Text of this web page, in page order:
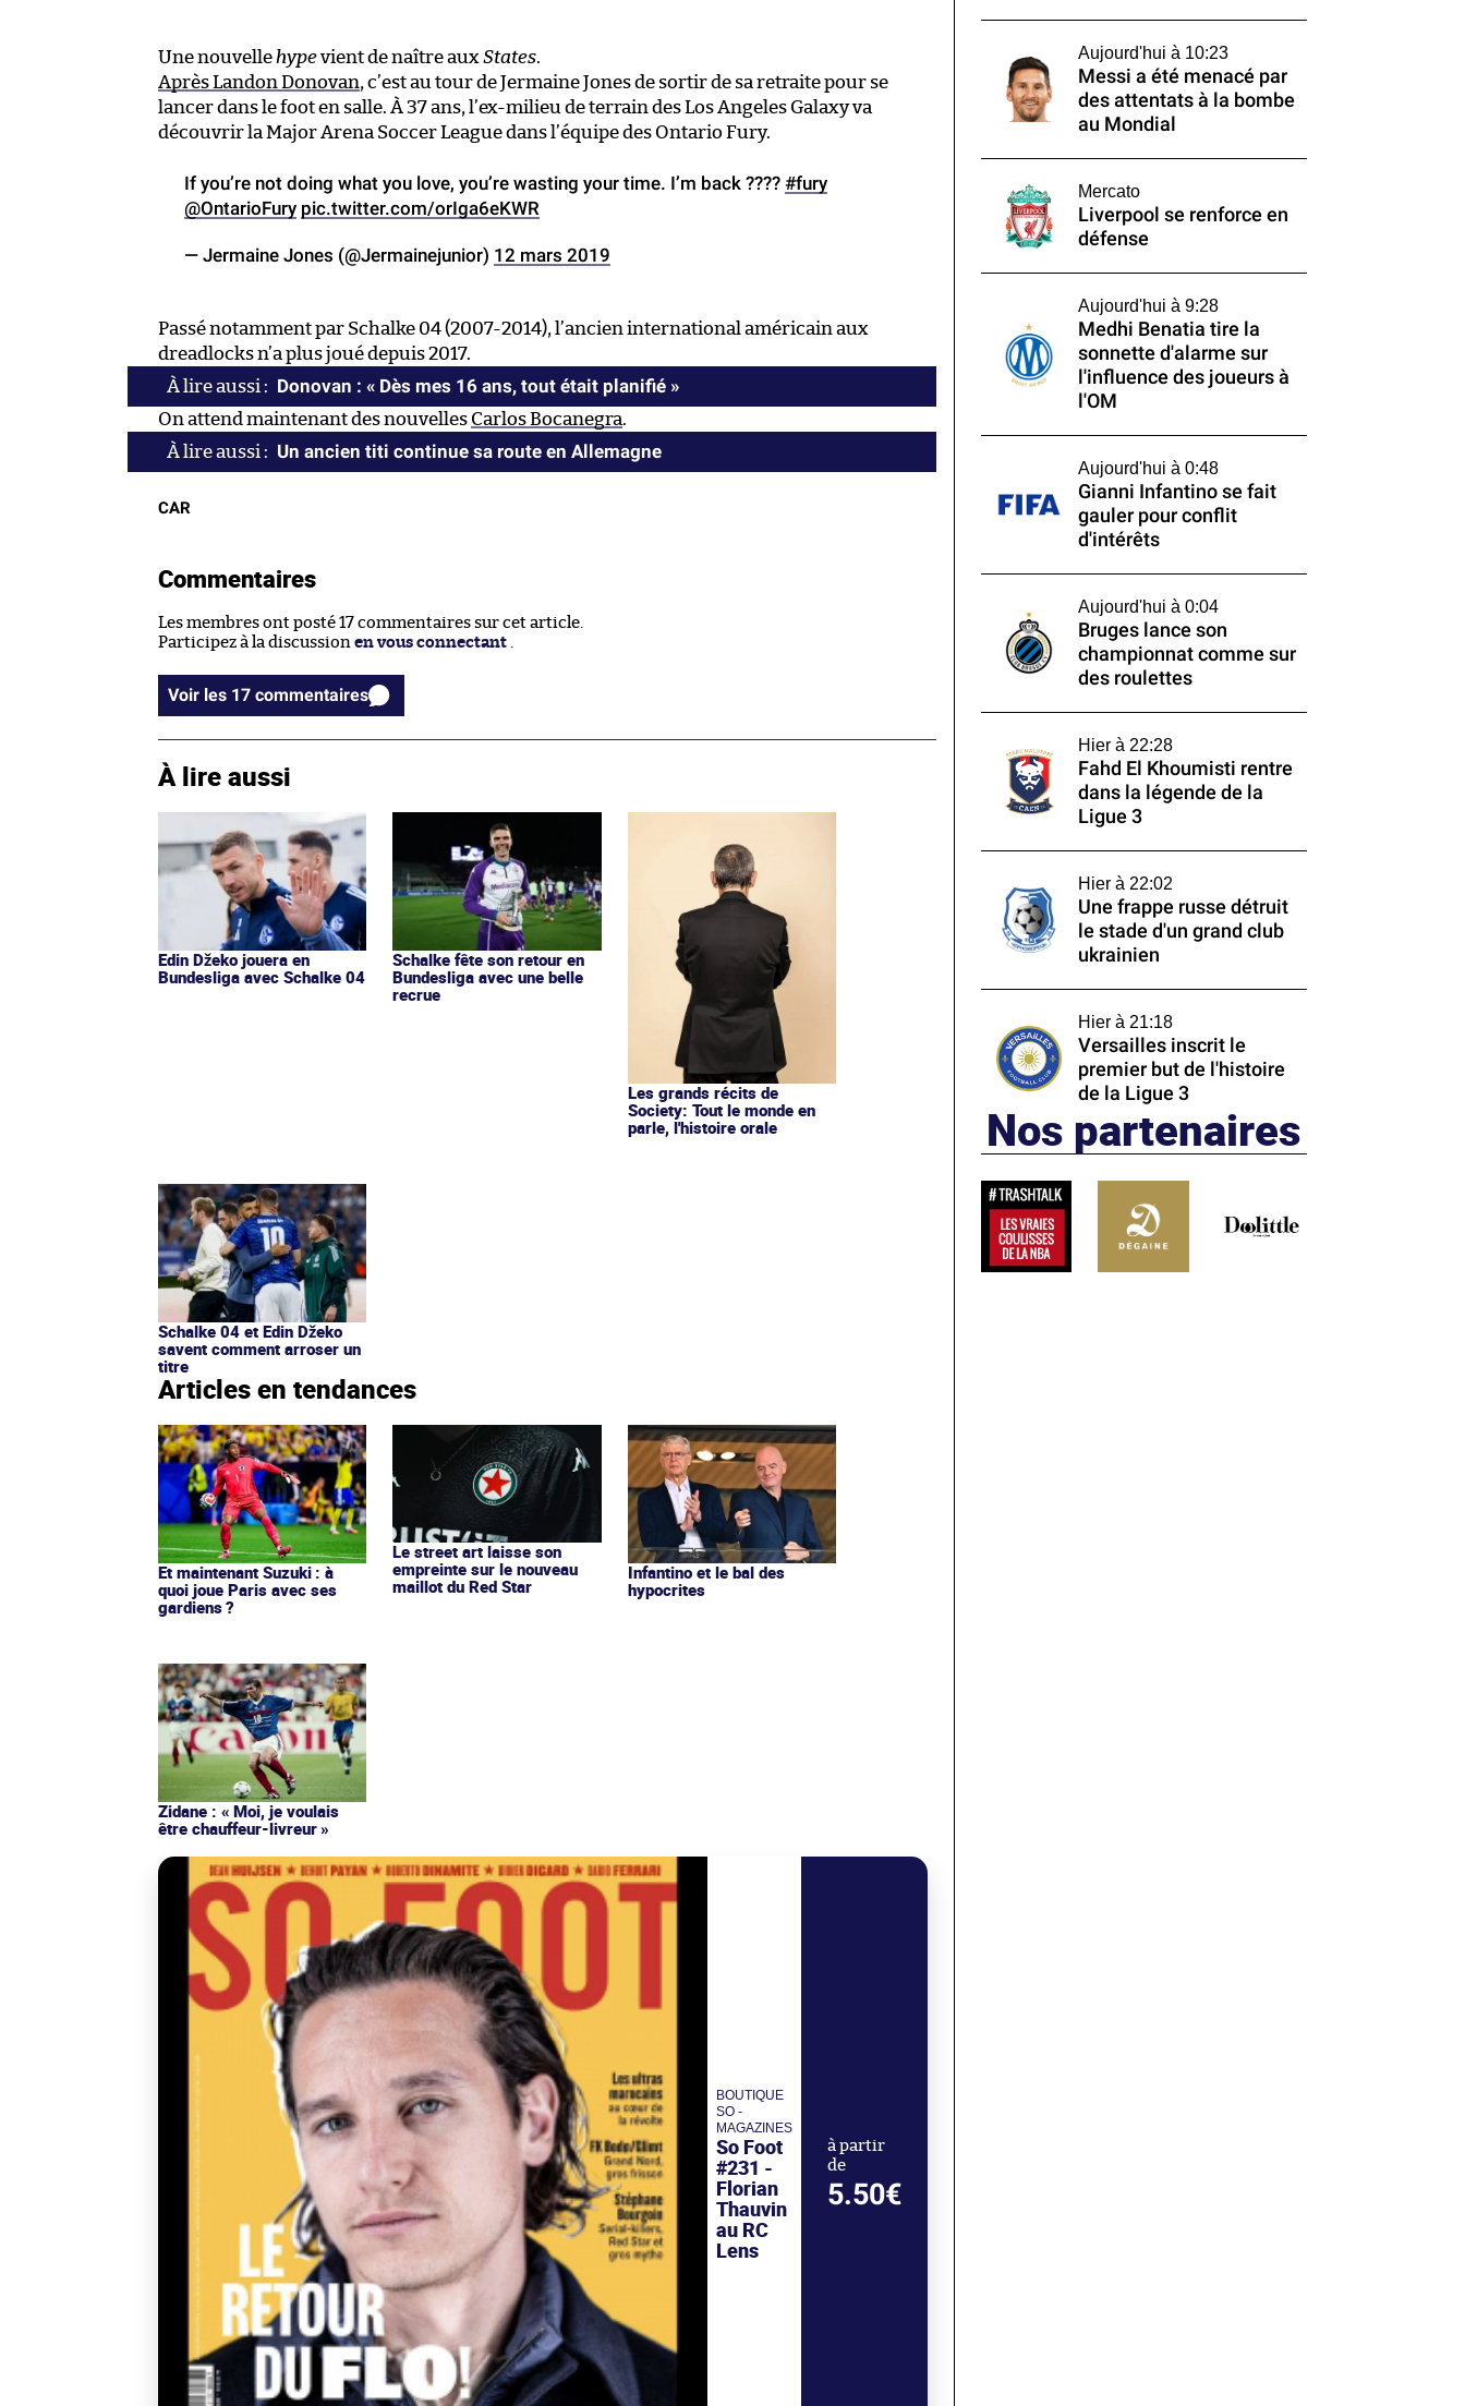
Une nouvelle hypevient de naître aux States.
Après Landon Donovan, c’est au tour de Jermaine Jones de sortir de sa retraite pour se
lancer dans le foot en salle. À 37 ans, l’ex-milieu de terrain des Los Angeles Galaxy va
découvrir la Major Arena Soccer League dans l’équipe des Ontario Fury.
If you’re not doing what you love, you’re wasting your time. I’m back ???? #fury
@OntarioFury pic.twitter.com/orIga6eKWR
— Jermaine Jones (@Jermainejunior) 12 mars 2019
Passé notamment par Schalke 04 (2007-2014), l’ancien international américain aux
dreadlocks n’a plus joué depuis 2017.
Donovan : « Dès mes 16 ans, tout était planifié »
On attend maintenant des nouvelles Carlos Bocanegra.
Un ancien titi continue sa route en Allemagne
CAR
Commentaires
Les membres ont posté 17 commentaires sur cet article.
Participez à la discussion en vous connectant .
Voir les 17 commentaires
À lire aussi
Edin Džeko jouera en
Bundesliga avec Schalke 04
Schalke fête son retour en
Bundesliga avec une belle
recrue
Les grands récits de
Society: Tout le monde en
parle, l'histoire orale
Schalke 04 et Edin Džeko
savent comment arroser un
titre
Articles en tendances
Et maintenant Suzuki : à
quoi joue Paris avec ses
gardiens ?
Le street art laisse son
empreinte sur le nouveau
maillot du Red Star
Infantino et le bal des
hypocrites
Zidane : « Moi, je voulais
être chauffeur-livreur »
BOUTIQUE
SO -
MAGAZINES
So Foot
#231 -
Florian
Thauvin
au RC
Lens
à partir
de
5.50€
Aujourd'hui à 10:23
Messi a été menacé par
des attentats à la bombe
au Mondial
Mercato
Liverpool se renforce en
défense
Aujourd'hui à 9:28
Medhi Benatia tire la
sonnette d'alarme sur
l'influence des joueurs à
l'OM
Aujourd'hui à 0:48
Gianni Infantino se fait
gauler pour conflit
d'intérêts
Aujourd'hui à 0:04
Bruges lance son
championnat comme sur
des roulettes
Hier à 22:28
Fahd El Khoumisti rentre
dans la légende de la
Ligue 3
Hier à 22:02
Une frappe russe détruit
le stade d'un grand club
ukrainien
Hier à 21:18
Versailles inscrit le
premier but de l'histoire
de la Ligue 3
Nos partenaires